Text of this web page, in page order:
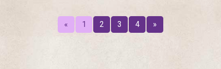
« 1 2 3 4 »